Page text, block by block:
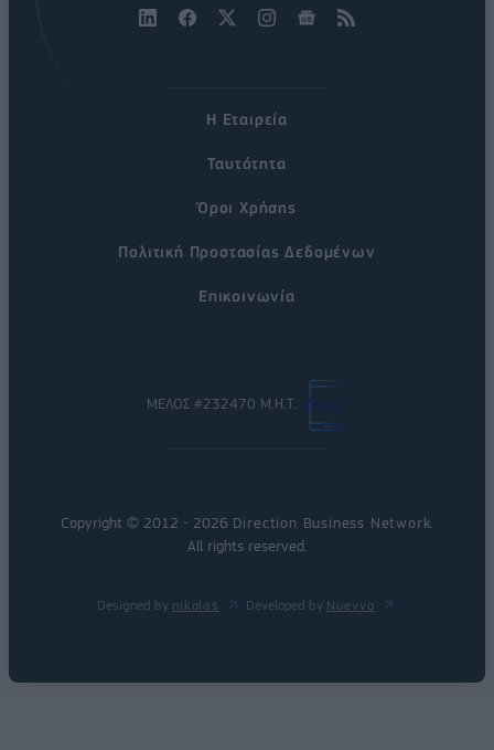
Η Εταιρεία
Ταυτότητα
Όροι Χρήσης
Πολιτική Προστασίας Δεδομένων
Επικοινωνία
ΜΕΛΟΣ #232470 Μ.Η.Τ.
Copyright © 2012 - 2026 Direction Business Network
All rights reserved.
Designed by nikolas Developed by Nuevvo